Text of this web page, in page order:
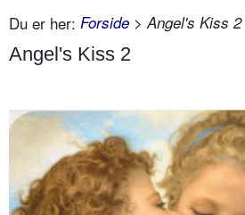
Du er her: Forside > Angel's Kiss 2
Angel's Kiss 2